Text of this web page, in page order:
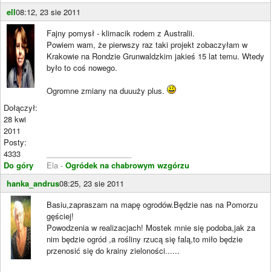
ell08:12, 23 sie 2011
Dołączył:
28 kwi
2011
Posty:
4333
Do góry
Fajny pomysł - klimacik rodem z Australii.
Powiem wam, że pierwszy raz taki projekt zobaczyłam w
Krakowie na Rondzie Grunwaldzkim jakieś 15 lat temu. Wtedy
było to coś nowego.
Ogromne zmiany na duuuży plus.
Ela - Ogródek na chabrowym wzgórzu
hanka_andrus08:25, 23 sie 2011
Basiu,zapraszam na mapę ogrodów.Będzie nas na Pomorzu
gęściej!
Powodzenia w realizacjach! Mostek mnie się podoba,jak za
nim będzie ogród ,a rośliny rzucą się falą,to miło będzie
przenosić się do krainy zieloności......